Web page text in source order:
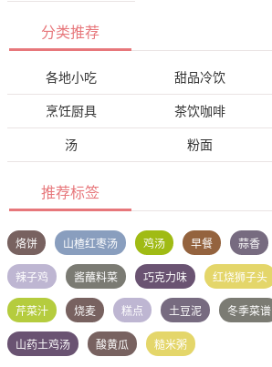
分类推荐
各地小吃 甜品冷饮
烹饪厨具 茶饮咖啡
汤 粉面
推荐标签
烙饼 山楂红枣汤 鸡汤 早餐 蒜香
辣子鸡 酱蘸料菜 巧克力味 红烧狮子头
芹菜汁 烧麦 糕点 土豆泥 冬季菜谱
山药土鸡汤 酸黄瓜 糙米粥